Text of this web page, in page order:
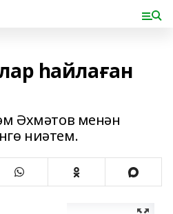
һайлаған
Әхмәтов менән
ниәтем.